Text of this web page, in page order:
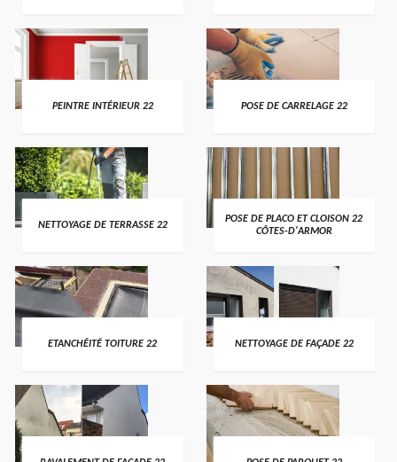
PEINTRE INTÉRIEUR 22 POSE DE CARRELAGE 22
NETTOYAGE DE TERRASSE 22
POSE DE PLACO ET CLOISON 22
CÔTES-D'ARMOR
ETANCHÉITÉ TOITURE 22 NETTOYAGE DE FAÇADE 22